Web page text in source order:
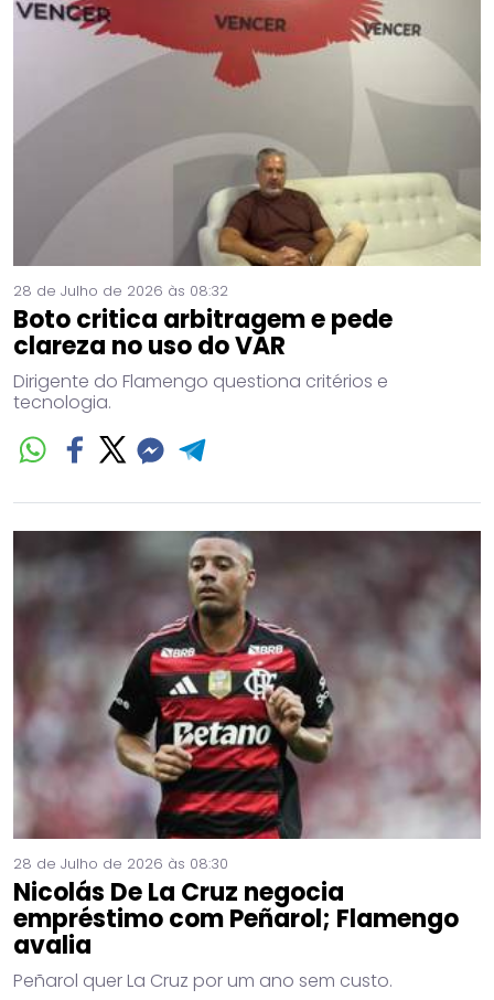
28 de Julho de 2026 às 08:32
Boto critica arbitragem e pede
clareza no uso do VAR
Dirigente do Flamengo questiona critérios e
tecnologia.
28 de Julho de 2026 às 08:30
Nicolás De La Cruz negocia
empréstimo com Peñarol; Flamengo
avalia
Peñarol quer La Cruz por um ano sem custo.